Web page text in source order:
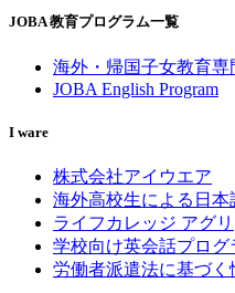
JOBA 教育プログラム一覧
海外・帰国子女教育専
JOBA English Program
I ware
株式会社アイウエア
海外高校生による日本
ライフカレッジ アグリ
学校向け英会話プログ
労働者派遣法に基づく